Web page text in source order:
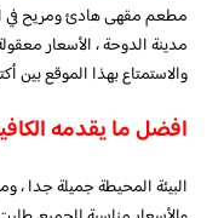
مطعم مقهى هادئ ومريح في
مدينة الدوحة ، الأسعار
والاستمتاع بهذا الموقع بين
افضل ما يقدمه
البيئة المحيطة جميلة جدا ،